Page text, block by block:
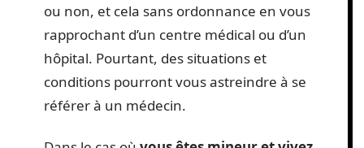
ou non, et cela sans ordonnance en vous
rapprochant d’un centre médical ou d’un
hôpital. Pourtant, des situations et
conditions pourront vous astreindre à se
référer à un médecin.